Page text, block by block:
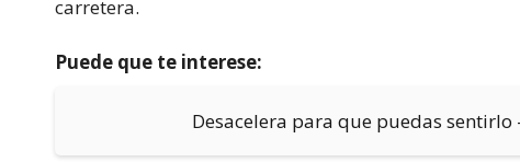
carretera.
Puede que te interese:
Desacelera para que puedas sentirlo